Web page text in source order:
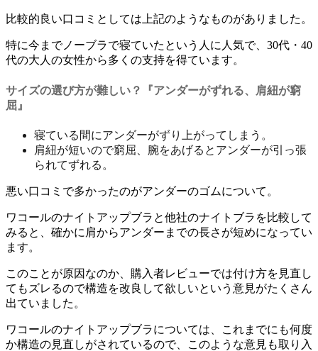
比較的良い口コミとしては上記のようなものがありました。
特に今までノーブラで寝ていたという人に人気で、30代・40
代の大人の女性から多くの支持を得ています。
サイズの選び方が難しい？『アンダーがずれる、肩紐が窮
屈』
寝ている間にアンダーがずり上がってしまう。
肩紐が短いので窮屈、腕をあげるとアンダーが引っ張
られてずれる。
悪い口コミで多かったのがアンダーのゴムについて。
ワコールのナイトアップブラと他社のナイトブラを比較して
みると、確かに 肩からアンダーまでの長さが短めになってい
ます。
このことが原因なのか、 購入者レビューでは付け方を見直し
てもズレるので構造を改良して欲しいという意見がたくさん
出ていました。
ワコールのナイトアップブラについては、これまでにも何度
か構造の見直しがされているので、このような意見も取り入